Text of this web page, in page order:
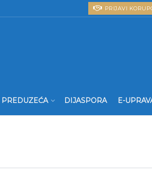
PRIJAVI
DIJASPORA E-